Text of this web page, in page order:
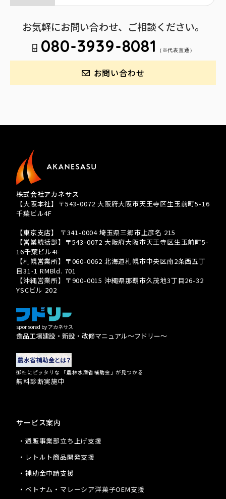
お気軽にお問い合わせ、ご相談ください。
080-3939-8081 （※代表直通）
お問い合わせ
株式会社アカネサス
【大阪本社】〒543-0072 大阪府大阪市天王寺区生玉前町5-16
千葉ビル4F
【東京支店】 〒341-0004 埼玉県三郷市上彦名 215
【営業統括部】〒543-0072 大阪府大阪市天王寺区生玉前町5-
16千葉ビル4F
【札幌営業所】〒060-0062 北海道札幌市中央区南2条西五丁
目31-1 RMBld. 701
【沖縄営業所】〒900-0015 沖縄県那覇市久茂地3丁目26-32
YSCビル 202
sponsored by アカネサス
食品工場建設・新設・改修マニュアル〜フドリー〜
御社にピッタリな 「農林水産省補助金」が見つかる
無料診断実施中
サービス案内
・通販事業部立ち上げ支援
・レトルト商品開発支援
・補助金申請支援
・ベトナム・マレーシア洋菓子OEM支援